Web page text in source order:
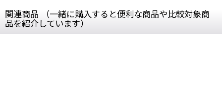
関連商品 （一緒に購入すると便利な商品や比較対象商
品を紹介しています）